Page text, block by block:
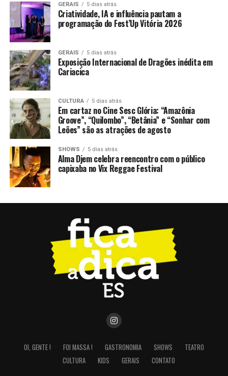
GERAIS 5 dias atrás
Criatividade, IA e influência pautam a
programação do Fest’Up Vitória 2026
GERAIS 5 dias atrás
Exposição Internacional de Dragões inédita em
Cariacica
CULTURA 5 dias atrás
Em cartaz no Cine Sesc Glória: “Amazônia
Groove”, “Quilombo”, “Betânia” e “Sonhar com
Leões” são as atrações de agosto
SHOWS 5 dias atrás
Alma Djem celebra reencontro com o público
capixaba no Vix Reggae Festival
OI, GENTE ! FOI MASSA ! GASTRONOMIA SHOWS
TEATRO
CULTURA
KIDS GERAIS CONTATO